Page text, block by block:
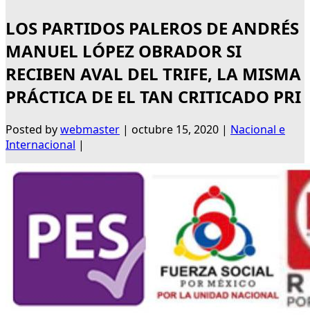
LOS PARTIDOS PALEROS DE ANDRÉS
MANUEL LÓPEZ OBRADOR SI
RECIBEN AVAL DEL TRIFE, LA MISMA
PRÁCTICA DE EL TAN CRITICADO PRI
Posted bywebmaster | octubre 15, 2020 | Nacional e
Internacional |